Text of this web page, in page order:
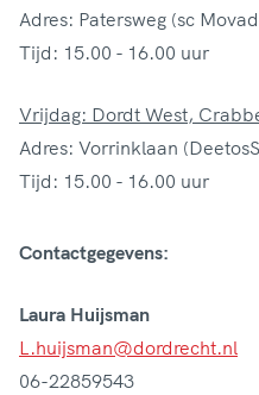
Adres: Patersweg (sc
Tijd: 15.00 - 16.00 uur
Vrijdag: Dordt West,
Adres: Vorrinklaan
Tijd: 15.00 - 16.00 uur
Contactgegevens:
Laura Huijsman
L.huijsman@dordrecht.nl
06-22859543